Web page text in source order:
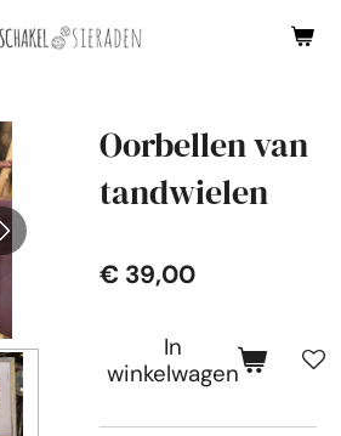
Oorbellen van
tandwielen
€ 39,00
In
winkelwagen